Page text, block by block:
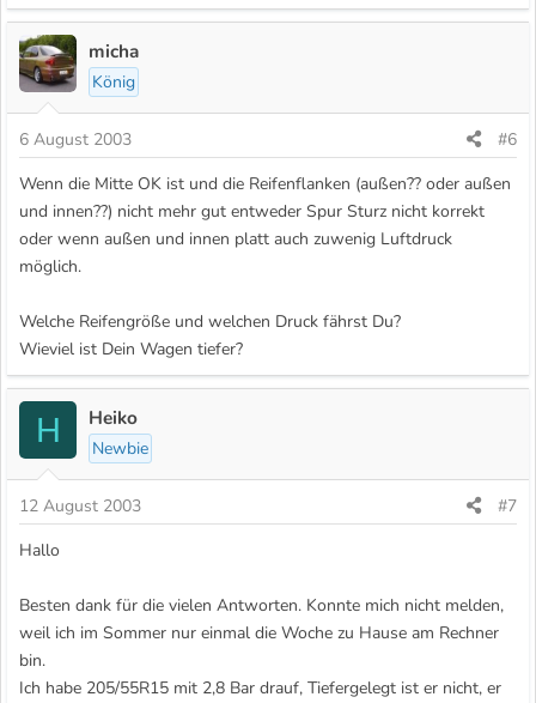
micha
König
6 August 2003
#6
Wenn die Mitte OK ist und die Reifenflanken (außen?? oder außen
und innen??) nicht mehr gut entweder Spur Sturz nicht korrekt
oder wenn außen und innen platt auch zuwenig Luftdruck
möglich.
Welche Reifengröße und welchen Druck fährst Du?
Wieviel ist Dein Wagen tiefer?
H Heiko
Newbie
12 August 2003
#7
Hallo
Besten dank für die vielen Antworten. Konnte mich nicht melden,
weil ich im Sommer nur einmal die Woche zu Hause am Rechner
bin.
Ich habe 205/55R15 mit 2,8 Bar drauf, Tiefergelegt ist er nicht, er